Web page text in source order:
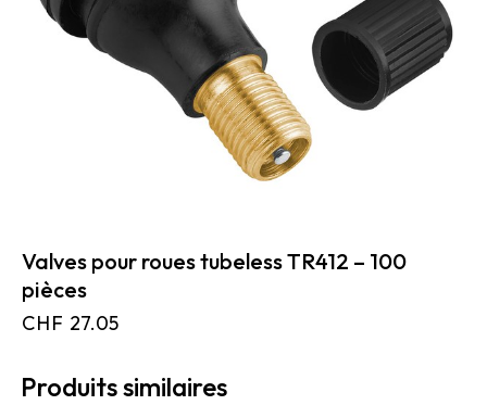
Valves pour roues tubeless TR412 – 100
pièces
CHF 27.05
Produits similaires